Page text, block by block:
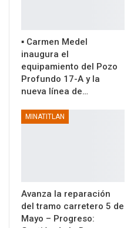
▪️ Carmen Medel
inaugura el
equipamiento del Pozo
Profundo 17-A y la
nueva línea de…
MINATITLAN
Avanza la reparación
del tramo carretero 5 de
Mayo – Progreso: